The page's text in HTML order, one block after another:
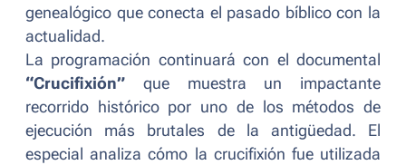
genealógico que conecta el pasado bíblico con la
actualidad.
La programación continuará con el documental
“Crucifixión” que muestra un impactante
recorrido histórico por uno de los métodos de
ejecución más brutales de la antigüedad. El
especial analiza cómo la crucifixión fue utilizada